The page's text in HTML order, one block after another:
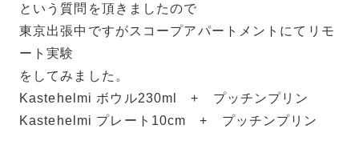
という質問を頂きましたので
東京出張中ですがスコープアパートメントにてリモ
ート実験
をしてみました。
Kastehelmi ボウル230ml + プッチンプリン
Kastehelmi プレート10cm + プッチンプリン